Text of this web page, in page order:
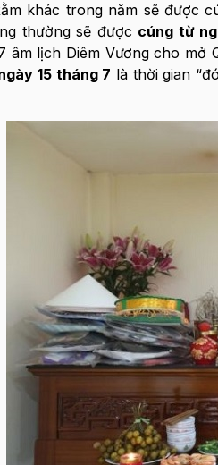
khác trong năm sẽ được
thường sẽ được cúng từ
âm lịch Diêm Vương cho
15 tháng 7 là thời gian